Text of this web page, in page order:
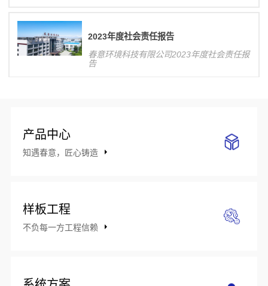
2023年度社会责任报告
春意环境科技有限公司2023年度社会责任报
告
产品中心
知遇春意，匠心铸造
样板工程
不负每一方工程信赖